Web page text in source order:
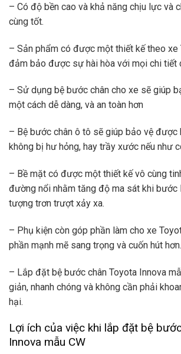
– Có độ bền cao và khả năng chịu lực và
cùng tốt.
– Sản phẩm có được một thiết kế theo xe
đảm bảo được sự hài hòa với mọi chi tiết
– Sử dụng bệ bước chân cho xe sẽ giúp
một cách dễ dàng, và an toàn hơn
– Bệ bước chân ô tô sẽ giúp bảo vệ được
không bị hư hỏng, hay trầy xước nếu như
– Bề mặt có được một thiết kế vô cùng
đường nổi nhằm tăng độ ma sát khi bước
tượng trơn trượt xảy xa.
– Phụ kiện còn góp phần làm cho xe
phần mạnh mẽ sang trọng và cuốn hút hơn.
– Lắp đặt bệ bước chân Toyota Innova
giản, nhanh chóng và không cần phải
hại.
Lợi ích của việc khi lắp đặt bệ
Innova mẫu CW